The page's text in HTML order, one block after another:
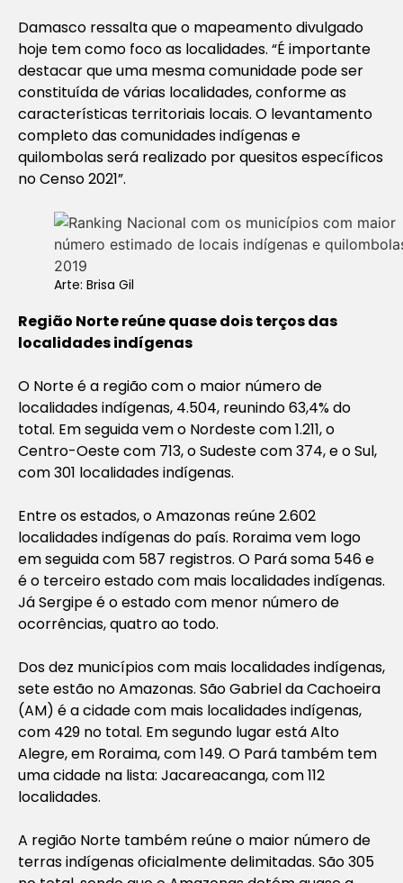
Damasco ressalta que o mapeamento divulgado
hoje tem como foco as localidades. “É importante
destacar que uma mesma comunidade pode ser
constituída de várias localidades, conforme as
características territoriais locais. O levantamento
completo das comunidades indígenas e
quilombolas será realizado por quesitos específicos
no Censo 2021”.
Arte: Brisa Gil
Região Norte reúne quase dois terços das
localidades indígenas
O Norte é a região com o maior número de
localidades indígenas, 4.504, reunindo 63,4% do
total. Em seguida vem o Nordeste com 1.211, o
Centro-Oeste com 713, o Sudeste com 374, e o Sul,
com 301 localidades indígenas.
Entre os estados, o Amazonas reúne 2.602
localidades indígenas do país. Roraima vem logo
em seguida com 587 registros. O Pará soma 546 e
é o terceiro estado com mais localidades indígenas.
Já Sergipe é o estado com menor número de
ocorrências, quatro ao todo.
Dos dez municípios com mais localidades indígenas,
sete estão no Amazonas. São Gabriel da Cachoeira
(AM) é a cidade com mais localidades indígenas,
com 429 no total. Em segundo lugar está Alto
Alegre, em Roraima, com 149. O Pará também tem
uma cidade na lista: Jacareacanga, com 112
localidades.
A região Norte também reúne o maior número de
terras indígenas oficialmente delimitadas. São 305